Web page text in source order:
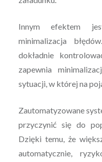
Innym efektem
minimalizacja
dokładnie
zapewnia
sytuacji, w której na
Zautomatyzowane
przyczynić się do
Dzięki temu, że
automatycznie,